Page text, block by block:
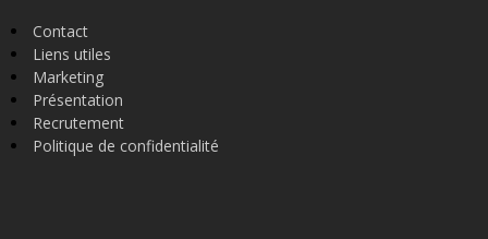
Contact
Liens utiles
Marketing
Présentation
Recrutement
Politique de confidentialité